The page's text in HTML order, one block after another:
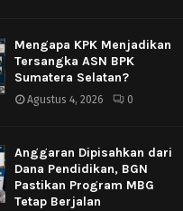
Mengapa KPK Menjadikan
Tersangka ASN BPK
Sumatera Selatan?
Agustus 4, 2026 0
Anggaran Dipisahkan dari
Dana Pendidikan, BGN
Pastikan Program MBG
Tetap Berjalan